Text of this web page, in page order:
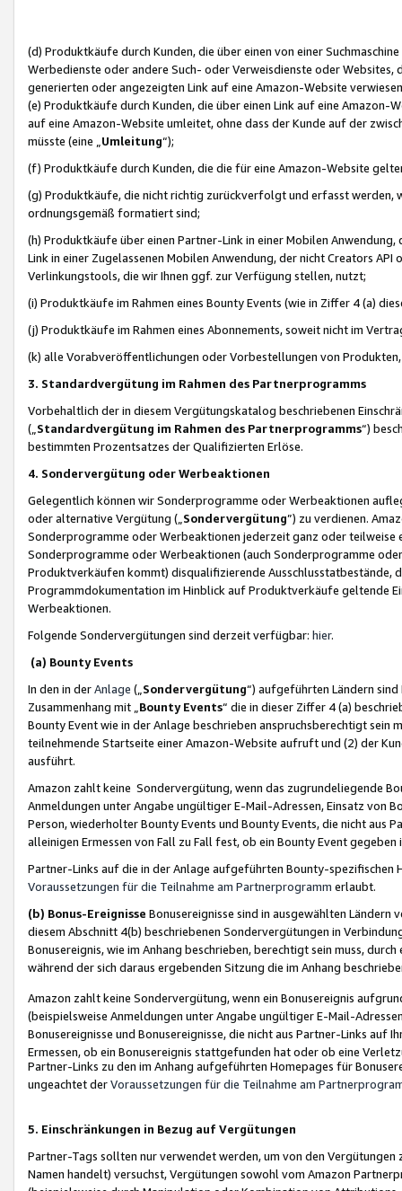
(d) Produktkäufe durch Kunden, die über einen von einer
Werbedienste oder andere Such- oder Verweisdienste oder Websites,
generierten oder angezeigten Link auf eine Amazon-Website
(e) Produktkäufe durch Kunden, die über einen Link auf eine
auf eine Amazon-Website umleitet, ohne dass der Kunde auf der
müsste (eine „ Umleitung“);
(f) Produktkäufe durch Kunden, die die für eine Amazon-Website
(g) Produktkäufe, die nicht richtig zurückverfolgt und erfasst werden,
ordnungsgemäß formatiert sind;
(h) Produktkäufe über einen Partner-Link in einer Mobilen
Link in einer Zugelassenen Mobilen Anwendung, der nicht Creators
Verlinkungstools, die wir Ihnen ggf. zur Verfügung stellen, nutzt;
(i) Produktkäufe im Rahmen eines Bounty Events (wie in Ziffer 4 (a)
(j) Produktkäufe im Rahmen eines Abonnements, soweit nicht im
(k) alle Vorabveröffentlichungen oder Vorbestellungen von
3. Standardvergütung im Rahmen des Partnerprogramms
Vorbehaltlich der in diesem Vergütungskatalog beschriebenen
(„ Standardvergütung im Rahmen des Partnerprogramms“)
bestimmten Prozentsatzes der Qualifizierten Erlöse.
4. Sondervergütung oder Werbeaktionen
Gelegentlich können wir Sonderprogramme oder Werbeaktionen
oder alternative Vergütung („ Sondervergütung”) zu verdienen.
Sonderprogramme oder Werbeaktionen jederzeit ganz oder
Sonderprogramme oder Werbeaktionen (auch Sonderprogramme
Produktverkäufen kommt) disqualifizierende Ausschlusstatbestände,
Programmdokumentation im Hinblick auf Produktverkäufe geltende
Werbeaktionen.
Folgende Sondervergütungen sind derzeit verfügbar: hier.
(a) Bounty Events
In den in derAnlage („ Sondervergütung“) aufgeführten Ländern
Zusammenhang mit „ Bounty Events“ die in dieser Ziffer 4 (a)
Bounty Event wie in der Anlage beschrieben anspruchsberechtigt sein
teilnehmende Startseite einer Amazon-Website aufruft und (2) der
ausführt.
Amazon zahlt keine Sondervergütung, wenn das zugrundeliegende
Anmeldungen unter Angabe ungültiger E-Mail-Adressen, Einsatz von
Person, wiederholter Bounty Events und Bounty Events, die nicht
alleinigen Ermessen von Fall zu Fall fest, ob ein Bounty Event
Partner-Links auf die in der Anlage aufgeführten Bounty-spezifischen
Voraussetzungen für die Teilnahme am Partnerprogramm erlaubt.
(b) Bonus-Ereignisse Bonusereignisse sind in ausgewählten Ländern
diesem Abschnitt 4(b) beschriebenen Sondervergütungen in
Bonusereignis, wie im Anhang beschrieben, berechtigt sein muss,
während der sich daraus ergebenden Sitzung die im Anhang
Amazon zahlt keine Sondervergütung, wenn ein Bonusereignis
(beispielsweise Anmeldungen unter Angabe ungültiger E-Mail-
Bonusereignisse und Bonusereignisse, die nicht aus Partner-Links auf
Ermessen, ob ein Bonusereignis stattgefunden hat oder ob eine
Partner-Links zu den im Anhang aufgeführten Homepages für
ungeachtet derVoraussetzungen für die Teilnahme am
5. Einschränkungen in Bezug auf Vergütungen
Partner-Tags sollten nur verwendet werden, um von den
Namen handelt) versuchst, Vergütungen sowohl vom Amazon